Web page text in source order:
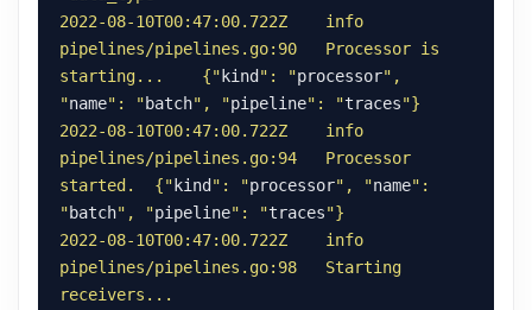
2022-08-10T00:47:00.722Z    info
pipelines/pipelines.go:90   Processor is
starting...    {" kind ": "processor",
"name": "batch", "pipeline": "traces
2022-08-10T00:47:00.722Z    info
pipelines/pipelines.go:94   Processor
started.  {" kind ": "processor", "name":
"batch", "pipeline": "traces
2022-08-10T00:47:00.722Z    info
pipelines/pipelines.go:98   Starting